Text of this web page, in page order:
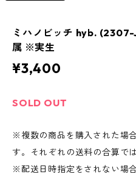
ミハノビッチ hyb.
属 ※実生
¥3,400
SOLD OUT
※複数の商品を購入された場
す。それぞれの送料の合算で
※配送日時指定をされない場